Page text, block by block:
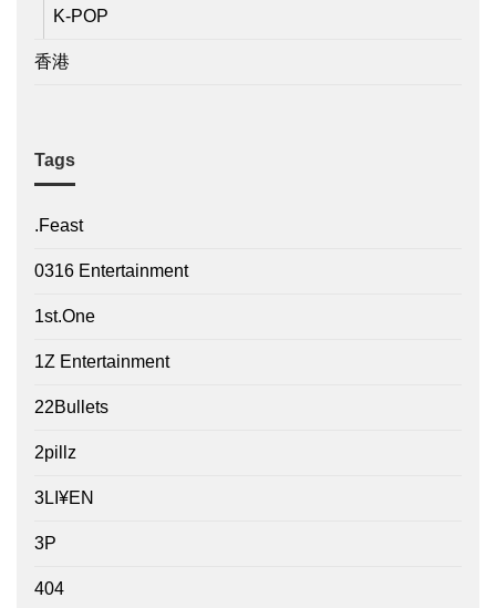
K-POP
香港
Tags
.Feast
0316 Entertainment
1st.One
1Z Entertainment
22Bullets
2pillz
3LI¥EN
3P
404